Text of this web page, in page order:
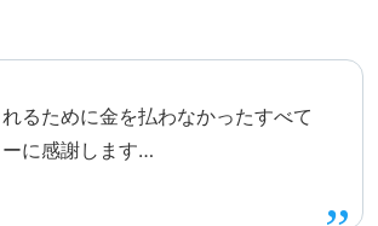
るために金を払わなかったすべて
に感謝します…